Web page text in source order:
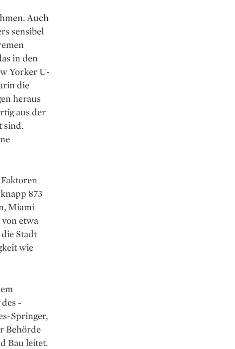
Auch
sensibel
in den
Yorker U-
die
heraus
aus der
sind.
873
­Miami
etwa
Stadt
wie
des
Springer,
Behörde
Bau leitet.